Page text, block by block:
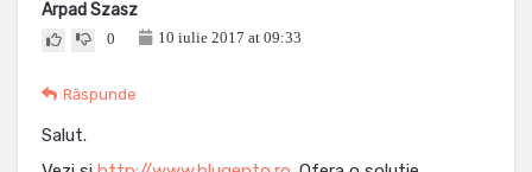
Arpad Szasz
0 10 iulie 2017 at 09:33
Răspunde
Salut.